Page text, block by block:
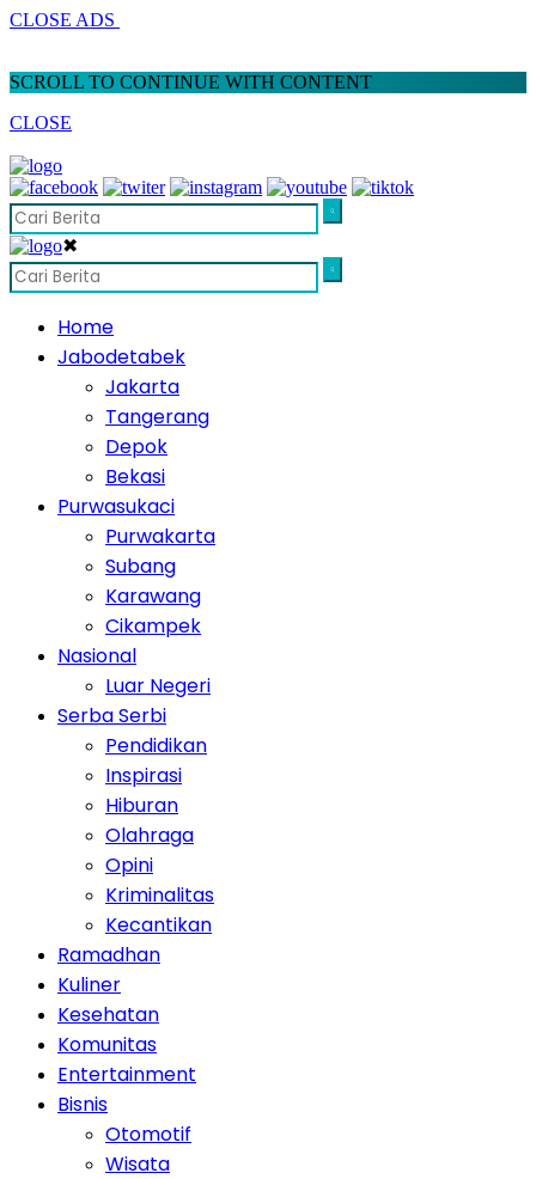
CLOSE ADS
SCROLL TO CONTINUE WITH CONTENT
CLOSE
✖
Home
Jabodetabek
Jakarta
Tangerang
Depok
Bekasi
Purwasukaci
Purwakarta
Subang
Karawang
Cikampek
Nasional
Luar Negeri
Serba Serbi
Pendidikan
Inspirasi
Hiburan
Olahraga
Opini
Kriminalitas
Kecantikan
Ramadhan
Kuliner
Kesehatan
Komunitas
Entertainment
Bisnis
Otomotif
Wisata